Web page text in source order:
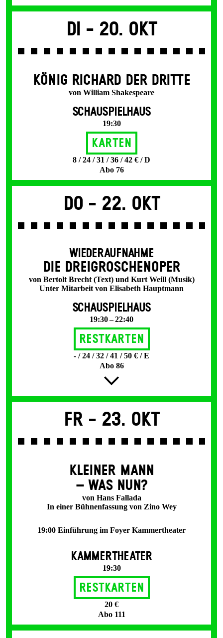
Di - 20. Okt
KÖNIG RICHARD DER DRITTE
von William Shakespeare
SCHAUSPIELHAUS
19:30
Karten
8 / 24 / 31 / 36 / 42 € / D
Abo 76
Do - 22. Okt
WIEDERAUFNAHME
DIE DREI­GROSCHEN­OPER
von Bertolt Brecht (Text) und Kurt Weill (Musik)
Unter Mitarbeit von Elisabeth Hauptmann
SCHAUSPIELHAUS
19:30 – 22:40
Restkarten
- / 24 / 32 / 41 / 50 € / E
Abo 86
Fr - 23. Okt
KLEINER MANN
– WAS NUN?
von Hans Fallada
In einer Bühnenfassung von Zino Wey
19:00 Einführung im Foyer Kammertheater
KAMMERTHEATER
19:30
Restkarten
20 €
Abo 111